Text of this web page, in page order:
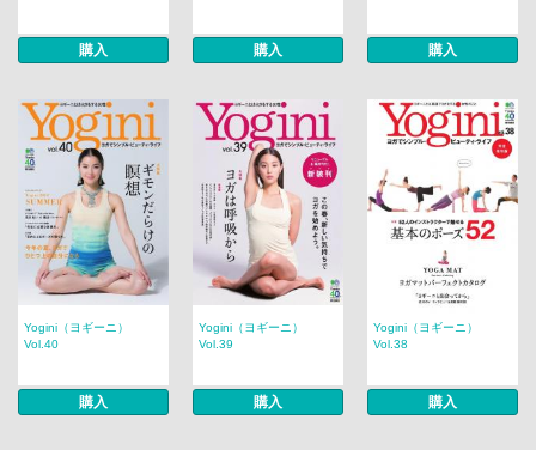
購入 購入 購入
Yogini（ヨギーニ）
Vol.40
購入
Yogini（ヨギーニ）
Vol.39
購入
Yogini（ヨギーニ）
Vol.38
購入